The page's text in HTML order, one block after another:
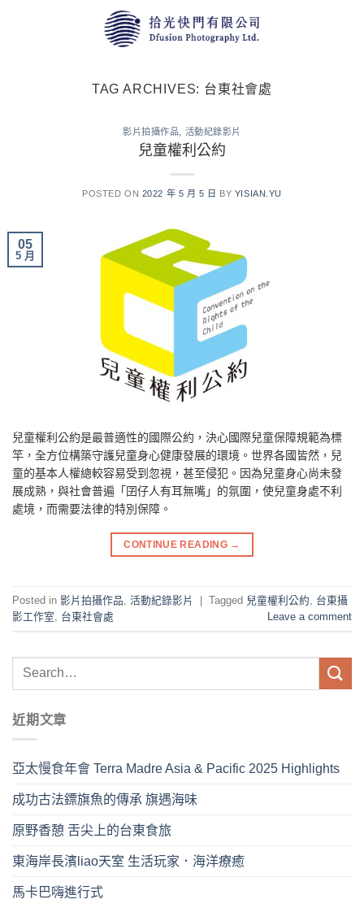
TAG ARCHIVES: 台東社會處
影片拍攝作品 活動紀錄影片
兒童權利公約
POSTED ON 2022 年 5 月 5 日 BY YISIAN.YU
05
5 月
兒童權利公約是最普適性的國際公約，決心國際兒童保障規範為標
竿，全方位構築守護兒童身心健康發展的環境。世界各國皆然，兒
童的基本人權總較容易受到忽視，甚至侵犯。因為兒童身心尚未發
展成熟，與社會普遍「囝仔人有耳無嘴」的氛圍，使兒童身處不利
處境，而需要法律的特別保障。
CONTINUE READING →
Posted in 影片拍攝作品 活動紀錄影片 Tagged 兒童權利公約
台東攝
影工作室
台東社會處 Leave a comment
近期文章
亞太慢食年會 Terra Madre Asia & Pacific 2025 Highlights
成功古法鏢旗魚的傳承 旗遇海味
原野香憩 舌尖上的台東食旅
東海岸長濱liao天室 生活玩家．海洋療癒
馬卡巴嗨進行式